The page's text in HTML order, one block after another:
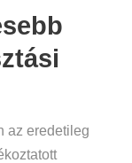
az eredetileg